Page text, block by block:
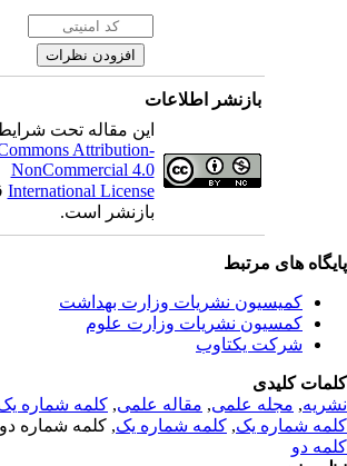
بازنشر اطلاعات
این مقاله تحت شرایط
Commons Attribution-
NonCommercial 4.0
International License
بازنشر است.
های مرتبط
کمیسیون نشریات وزارت بهداشت
کمسیون نشریات وزارت علوم
شرکت یکتاوب
کلیدی
,مجله علمی, مقاله علمی, کلمه شماره یک,
شماره یک,کلمه شماره یک, کلمه شماره دو,
دو